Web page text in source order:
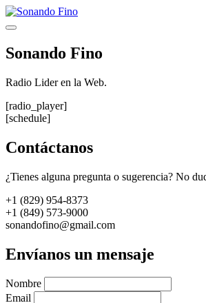
Saltar
al
Menú
Sonando Fino
Radio Lider en la Web.
[radio_player]
[schedule]
Contáctanos
¿Tienes alguna pregunta o sugerencia? No
+1 (829) 954-8373
+1 (849) 573-9000
sonandofino@gmail.com
Envíanos un mensaje
Nombre
Email